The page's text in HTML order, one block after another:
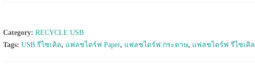
Category: RECYCLE USB
Tags: USB รีไซเคิล, แฟลชไดร์ฟ Paper, แฟลชไดร์ฟ กระดาษ, แฟลชไดร์ฟ รีไซเคิล